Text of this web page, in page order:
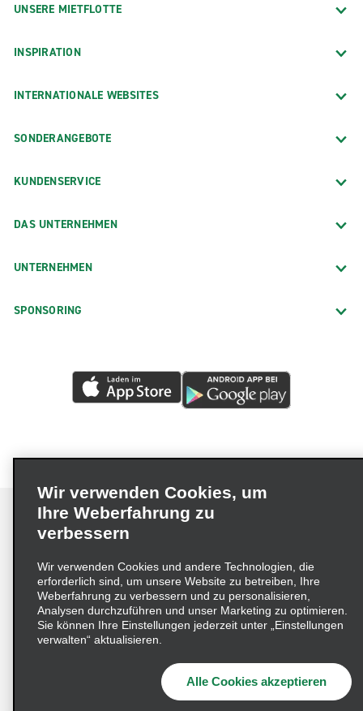
UNSERE MIETFLOTTE
INSPIRATION
INTERNATIONALE WEBSITES
SONDERANGEBOTE
KUNDENSERVICE
DAS UNTERNEHMEN
UNTERNEHMEN
SPONSORING
Impressum Nutzungsbedingungen
Datenschutzrichtlinie
Cookie-Richtlinie
Datenschutzoptionen
Lieferkettensorgfaltspflichtengesetz (LkSG) Grundsatzerklärung
Beschwerdeverfahren nach dem
© 2026 Enterprise Holdings, Inc. Alle Rechte vorbehalten
Wir verwenden Cookies, um
Ihre Weberfahrung zu
verbessern
Wir verwenden Cookies und andere Technologien, die
erforderlich sind, um unsere Website zu betreiben, Ihre
Weberfahrung zu verbessern und zu personalisieren,
Analysen durchzuführen und unser Marketing zu optimieren.
Sie können Ihre Einstellungen jederzeit unter „Einstellungen
verwalten“ aktualisieren.
Alle Cookies akzeptieren